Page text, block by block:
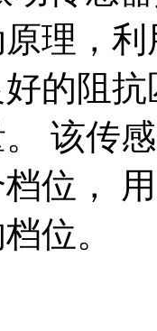
理，
的阻
该传
位，
位。